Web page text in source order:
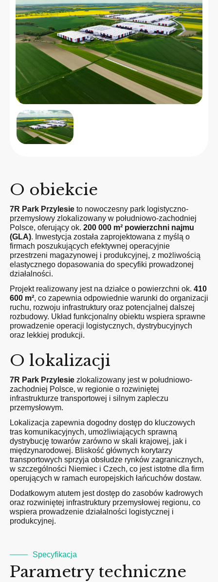
O obiekcie
7R Park Przylesie to nowoczesny park logistyczno-
przemysłowy zlokalizowany w południowo-zachodniej
Polsce, oferujący ok. 200 000 m² powierzchni najmu
(GLA). Inwestycja została zaprojektowana z myślą o
firmach poszukujących efektywnej operacyjnie
przestrzeni magazynowej i produkcyjnej, z możliwością
elastycznego dopasowania do specyfiki prowadzonej
działalności.
Projekt realizowany jest na działce o powierzchni ok. 410
600 m², co zapewnia odpowiednie warunki do organizacji
ruchu, rozwoju infrastruktury oraz potencjalnej dalszej
rozbudowy. Układ funkcjonalny obiektu wspiera sprawne
prowadzenie operacji logistycznych, dystrybucyjnych
oraz lekkiej produkcji.
O lokalizacji
7R Park Przylesie zlokalizowany jest w południowo-
zachodniej Polsce, w regionie o rozwiniętej
infrastrukturze transportowej i silnym zapleczu
przemysłowym.
Lokalizacja zapewnia dogodny dostęp do kluczowych
tras komunikacyjnych, umożliwiających sprawną
dystrybucję towarów zarówno w skali krajowej, jak i
międzynarodowej. Bliskość głównych korytarzy
transportowych sprzyja obsłudze rynków zagranicznych,
w szczególności Niemiec i Czech, co jest istotne dla firm
operujących w ramach europejskich łańcuchów dostaw.
Dodatkowym atutem jest dostęp do zasobów kadrowych
oraz rozwiniętej infrastruktury przemysłowej regionu, co
wspiera prowadzenie działalności logistycznej i
produkcyjnej.
Specyfikacja
Parametry techniczne